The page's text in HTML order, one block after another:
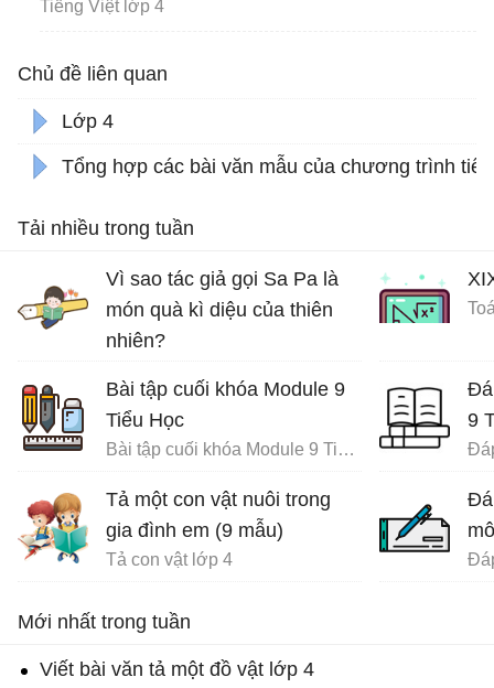
Tiếng Việt lớp 4
Chủ đề liên quan
Lớp 4
Tổng hợp các bài văn mẫu của chương trình
Tải nhiều trong tuần
Vì sao tác giả gọi Sa Pa là
món quà kì diệu của thiên
nhiên?
Bài tập cuối khóa Module 9
Tiểu Học
Bài tập cuối khóa Module 9 Tiểu Học đầy đủ
Tả một con vật nuôi trong
gia đình em (9 mẫu)
Tả con vật lớp 4
9
Mới nhất trong tuần
Viết bài văn tả một đồ vật lớp 4